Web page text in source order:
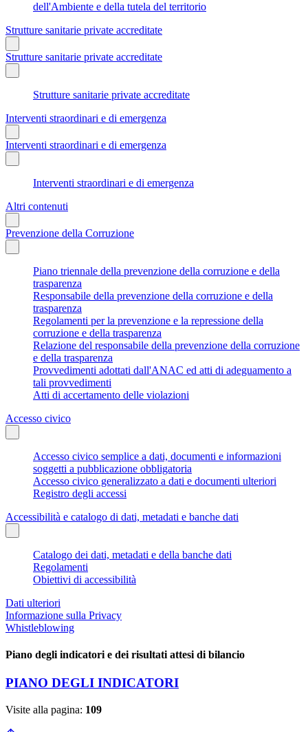
dell'Ambiente e della tutela del territorio
Strutture sanitarie private accreditate
Strutture sanitarie private accreditate
Strutture sanitarie private accreditate
Interventi straordinari e di emergenza
Interventi straordinari e di emergenza
Interventi straordinari e di emergenza
Altri contenuti
Prevenzione della Corruzione
Piano triennale della prevenzione della corruzione e della
trasparenza
Responsabile della prevenzione della corruzione e della
trasparenza
Regolamenti per la prevenzione e la repressione della
corruzione e della trasparenza
Relazione del responsabile della prevenzione della corruzione
e della trasparenza
Provvedimenti adottati dall'ANAC ed atti di adeguamento a
tali provvedimenti
Atti di accertamento delle violazioni
Accesso civico
Accesso civico semplice a dati, documenti e informazioni
soggetti a pubblicazione obbligatoria
Accesso civico generalizzato a dati e documenti ulteriori
Registro degli accessi
Accessibilità e catalogo di dati, metadati e banche dati
Catalogo dei dati, metadati e della banche dati
Regolamenti
Obiettivi di accessibilità
Dati ulteriori
Informazione sulla Privacy
Whistleblowing
Piano degli indicatori e dei risultati attesi di bilancio
PIANO DEGLI INDICATORI
Visite alla pagina: 109